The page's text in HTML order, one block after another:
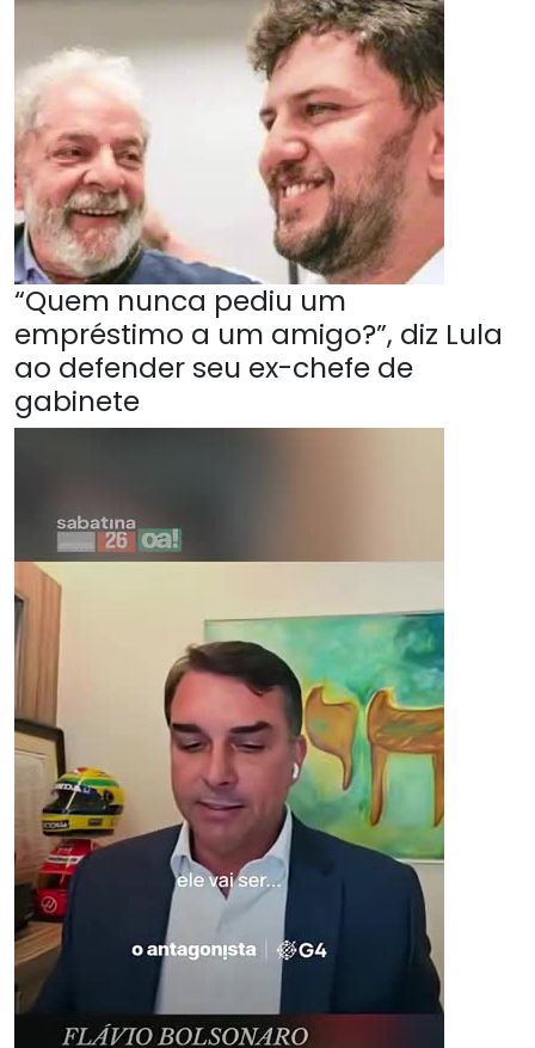
“Quem nunca pediu um
empréstimo a um amigo?”, diz Lula
ao defender seu ex-chefe de
gabinete